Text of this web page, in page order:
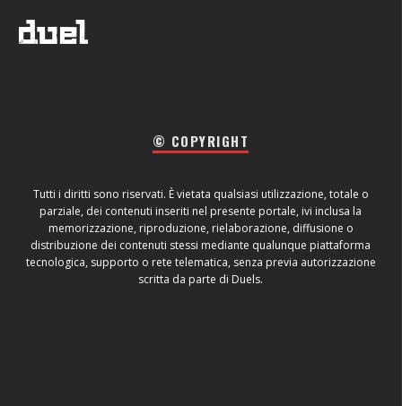
© COPYRIGHT
Tutti i diritti sono riservati. È vietata qualsiasi utilizzazione, totale o
parziale, dei contenuti inseriti nel presente portale, ivi inclusa la
memorizzazione, riproduzione, rielaborazione, diffusione o
distribuzione dei contenuti stessi mediante qualunque piattaforma
tecnologica, supporto o rete telematica, senza previa autorizzazione
scritta da parte di Duels.